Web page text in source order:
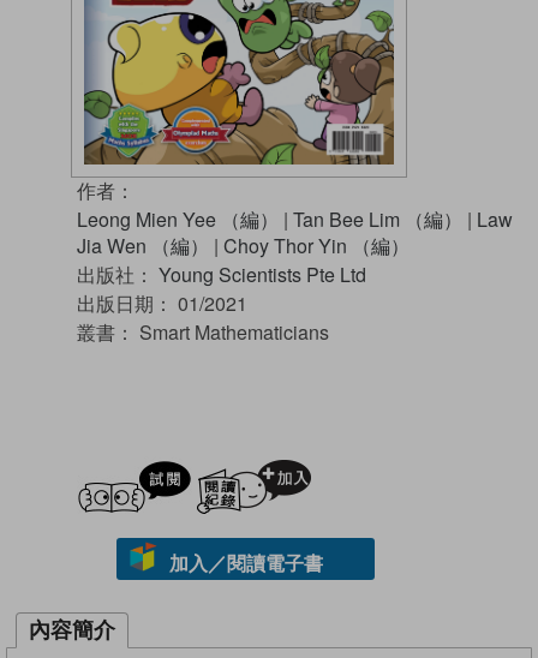
作者：
Leong Mien Yee （編）
| Tan Bee Lim （編） | Law
Jia Wen （編）
| Choy Thor Yin （編）
出版社： Young Scientists Pte Ltd
出版日期： 01/2021
叢書： Smart Mathematicians
試閲
加入／閱讀電子書
內容簡介